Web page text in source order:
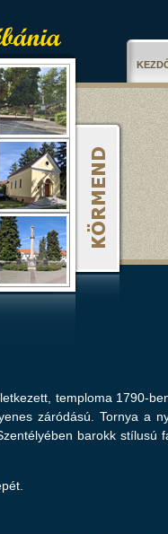
temploma 1790-
záródású. Tornya a
barokk stílusú